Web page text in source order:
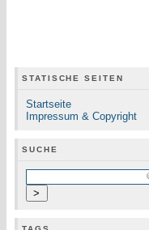
STATISCHE SEITEN
Startseite
Impressum & Copyright
SUCHE